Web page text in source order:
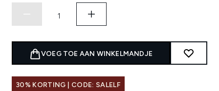
VOEG TOE AAN WINKELMANDJE
30% KORTING | CODE: SALELF